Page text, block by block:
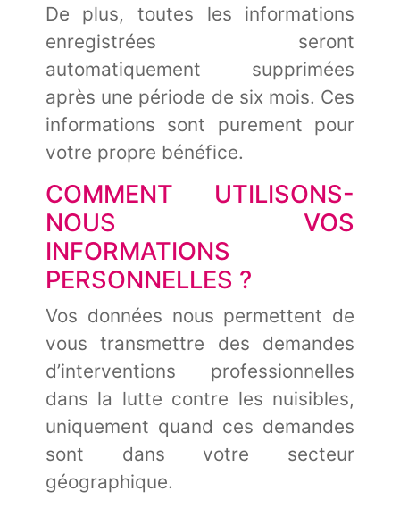
De plus, toutes les informations
enregistrées seront
automatiquement supprimées
après une période de six mois. Ces
informations sont purement pour
votre propre bénéfice.
COMMENT UTILISONS-
NOUS VOS
INFORMATIONS
PERSONNELLES ?
Vos données nous permettent de
vous transmettre des demandes
d’interventions professionnelles
dans la lutte contre les nuisibles,
uniquement quand ces demandes
sont dans votre secteur
géographique.